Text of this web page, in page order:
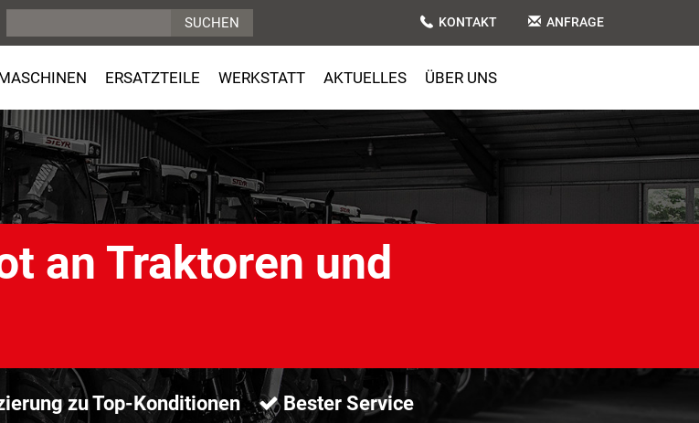
KONTAKT ANFRAGE
ERSATZTEILE WERKSTATT AKTUELLES ÜBER UNS
an Traktoren und
zu Top-Konditionen Bester Service